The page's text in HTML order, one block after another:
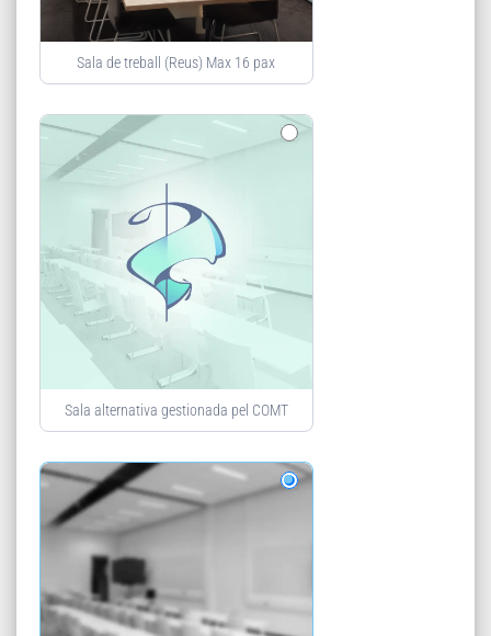
Sala de treball (Reus) Max 16 pax
Sala alternativa gestionada pel COMT